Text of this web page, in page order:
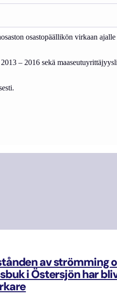
osastopäällikön virkaan
– 2016 sekä
av strömming
i Östersjön har